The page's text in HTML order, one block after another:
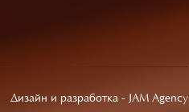
Дизайн и разработка - JAM Agency